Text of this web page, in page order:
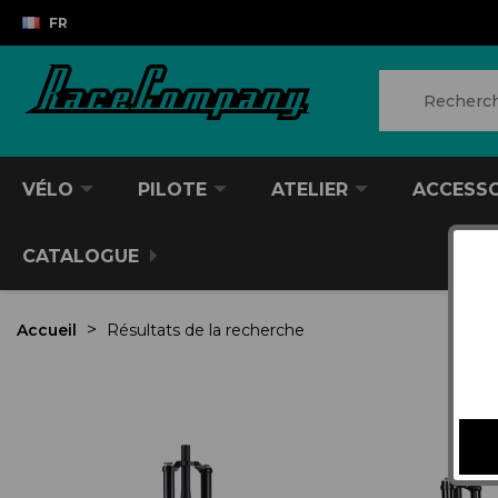
FR
VÉLO PILOTE ATELIER
PRODUITS POUR NETTOYER
CATALOGUE
Accueil Résultats de la recherche